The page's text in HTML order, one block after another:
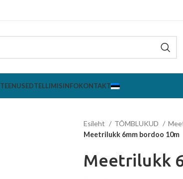
TEENUSEDTELLIMISINFOKONTAKT
Esileht TÕMBLUKUD
Meetrilukk 6mm bordoo 10m
Meetrilukk